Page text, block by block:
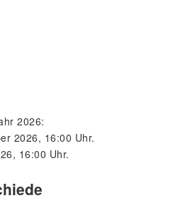
2026:
2026, 16:00 Uhr.
16:00 Uhr.